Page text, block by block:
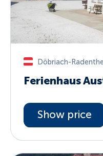
Döbriach-
Ferienhaus
Show price